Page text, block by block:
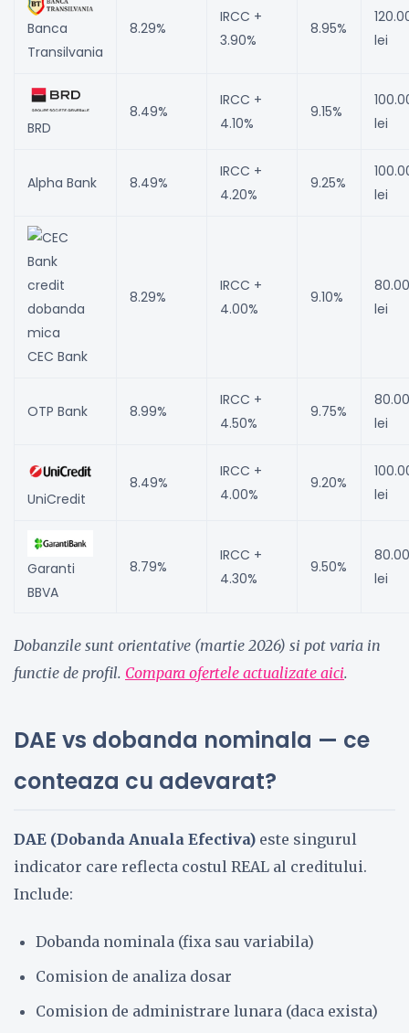
Banca
Transilvania
8.29%
IRCC +
3.90%
8.95%
lei
BRD
8.49%
IRCC +
4.10%
9.15%
lei
Alpha Bank 8.49%
IRCC +
4.20%
9.25%
lei
CEC Bank
8.29%
IRCC +
4.00%
9.10%
lei
OTP Bank 8.99%
IRCC +
4.50%
9.75%
lei
UniCredit
8.49%
IRCC +
4.00%
9.20%
lei
Garanti
BBVA
8.79%
IRCC +
4.30%
9.50%
lei
Dobanzile sunt orientative (martie 2026) si pot varia in
functie de profil. Compara ofertele actualizate aici.
DAE vs dobanda nominala — ce
conteaza cu adevarat?
DAE (Dobanda Anuala Efectiva) este singurul
indicator care reflecta costul REAL al creditului.
Include:
Dobanda nominala (fixa sau variabila)
Comision de analiza dosar
Comision de administrare lunara (daca exista)